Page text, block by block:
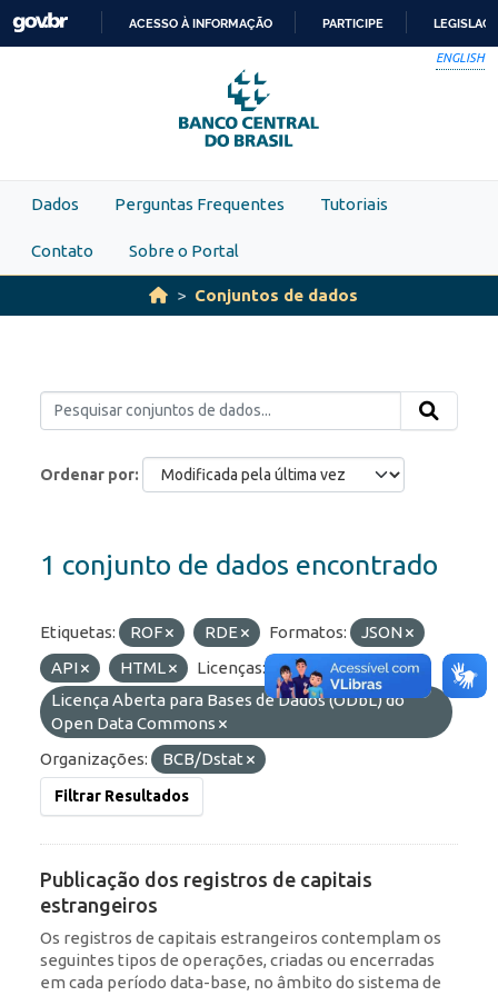
Skip to main content
PARA
O
CONTEÚDO
ACESSO À INFORMAÇÃO PARTICIPE
ENGLISH
Dados Perguntas Frequentes Tutoriais
Contato Sobre o Portal
Conjuntos de dados
Ordenar por
1 conjunto de dados encontrado
Etiquetas: ROF RDE Formatos:
JSON
API
HTML
Licenças:
Licença Aberta para Bases de Dados (ODbL) do
Open Data Commons
Organizações:
BCB/Dstat
Filtrar Resultados
Publicação dos registros de capitais
estrangeiros
Os registros de capitais estrangeiros contemplam os
seguintes tipos de operações, criadas ou encerradas
em cada período data-base, no âmbito do sistema de